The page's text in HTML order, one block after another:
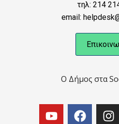
τηλ: 214
email:
Ο Δήμος στα